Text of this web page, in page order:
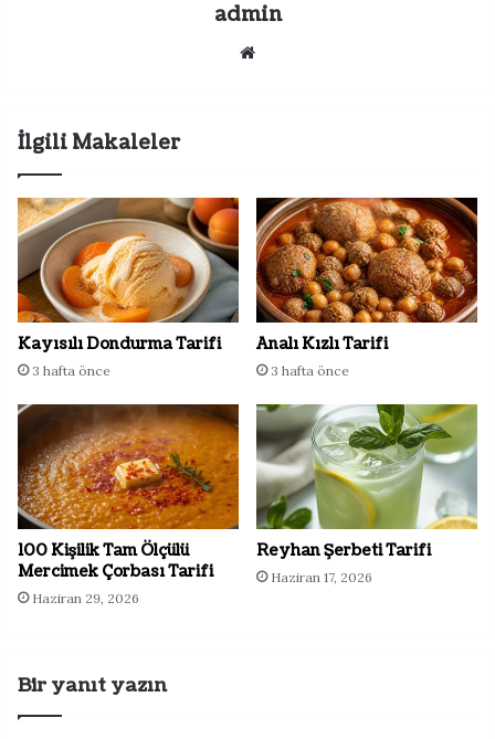
admin
İlgili Makaleler
Kayısılı Dondurma Tarifi
3 hafta önce
Analı Kızlı Tarifi
3 hafta önce
100 Kişilik Tam Ölçülü
Mercimek Çorbası Tarifi
Haziran 29, 2026
Reyhan Şerbeti Tarifi
Haziran 17, 2026
Bir yanıt yazın